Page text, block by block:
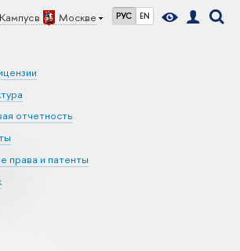
Кампус в Москве РУС EN
отчетность
права и патенты